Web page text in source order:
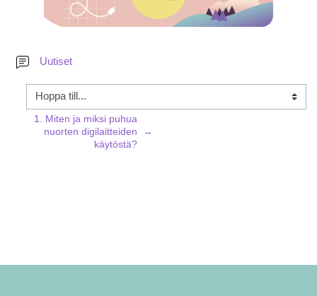
Uutiset
→
1. Miten ja miksi puhua
nuorten digilaitteiden
käytöstä?